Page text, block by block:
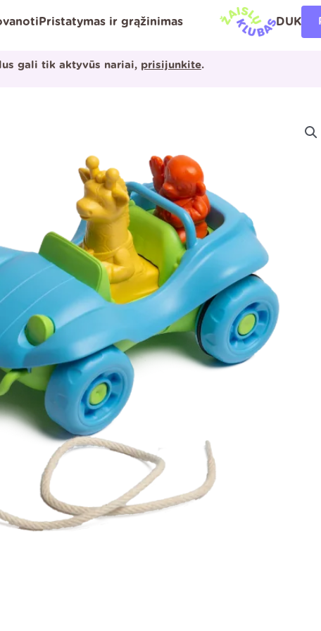
Pristatymas ir grąžinimas DUK
gali tik aktyvūs nariai, prisijunkite.